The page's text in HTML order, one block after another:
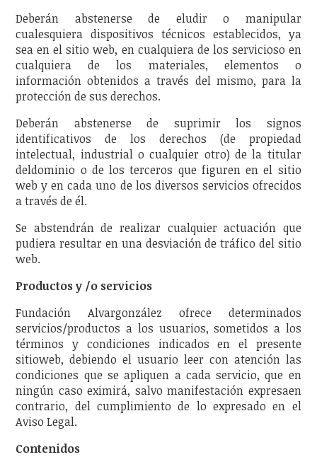
Deberán abstenerse de eludir o manipular
cualesquiera dispositivos técnicos establecidos, ya
sea en el sitio web, en cualquiera de los servicioso en
cualquiera de los materiales, elementos o
información obtenidos a través del mismo, para la
protección de sus derechos.
Deberán abstenerse de suprimir los signos
identificativos de los derechos (de propiedad
intelectual, industrial o cualquier otro) de la titular
deldominio o de los terceros que figuren en el sitio
web y en cada uno de los diversos servicios ofrecidos
a través de él.
Se abstendrán de realizar cualquier actuación que
pudiera resultar en una desviación de tráfico del sitio
web.
Productos y /o servicios
Fundación Alvargonzález ofrece determinados
servicios/productos a los usuarios, sometidos a los
términos y condiciones indicados en el presente
sitioweb, debiendo el usuario leer con atención las
condiciones que se apliquen a cada servicio, que en
ningún caso eximirá, salvo manifestación expresaen
contrario, del cumplimiento de lo expresado en el
Aviso Legal.
Contenidos